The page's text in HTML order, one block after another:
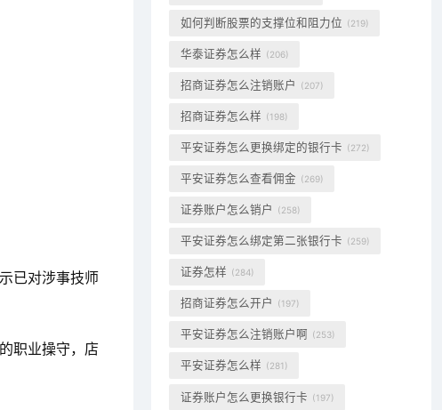
已对涉事技师
职业操守，店
如何判断股票的支撑位和阻力位 (219)
华泰证券怎么样 (206)
招商证券怎么注销账户 (207)
招商证券怎么样 (198)
平安证券怎么更换绑定的银行卡 (272)
平安证券怎么查看佣金 (269)
证券账户怎么销户 (258)
平安证券怎么绑定第二张银行卡 (259)
证券怎样 (284)
招商证券怎么开户 (197)
平安证券怎么注销账户啊 (253)
平安证券怎么样 (281)
证券账户怎么更换银行卡 (197)